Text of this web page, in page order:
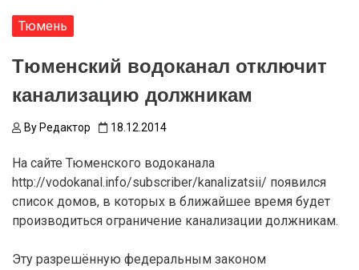
Тюмень
Тюменский водоканал отключит
канализацию должникам
By Редактор 18.12.2014
На сайте Тюменского водоканала
http://vodokanal.info/subscriber/kanalizatsii/ появился
список домов, в которых в ближайшее время будет
производиться ограничение канализации должникам.
Эту разрешённую федеральным законом